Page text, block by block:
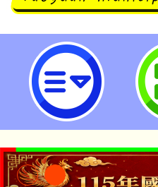
國立政治大學辦
桃園市立瑞坪國